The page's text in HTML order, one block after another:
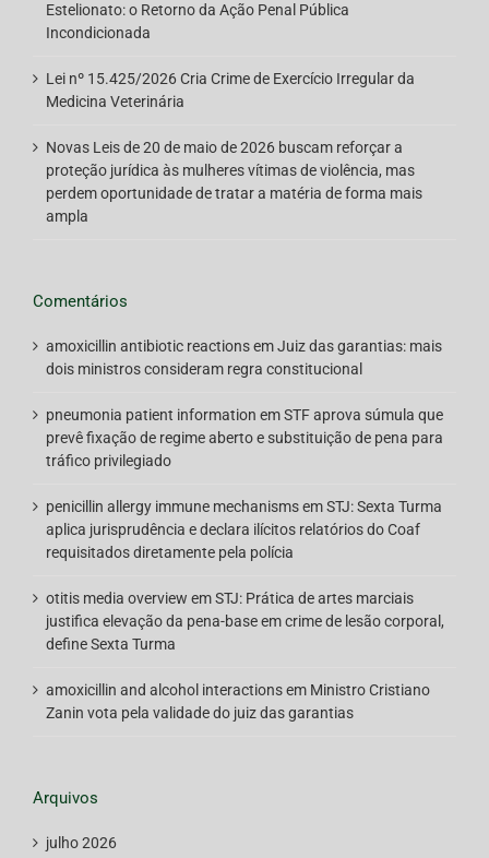
Estelionato: o Retorno da Ação Penal Pública
Incondicionada
Lei nº 15.425/2026 Cria Crime de Exercício Irregular da
Medicina Veterinária
Novas Leis de 20 de maio de 2026 buscam reforçar a
proteção jurídica às mulheres vítimas de violência, mas
perdem oportunidade de tratar a matéria de forma mais
ampla
Comentários
amoxicillin antibiotic reactionsemJuiz das garantias: mais
dois ministros consideram regra constitucional
pneumonia patient information emSTF aprova súmula que
prevê fixação de regime aberto e substituição de pena para
tráfico privilegiado
penicillin allergy immune mechanismsemSTJ: Sexta Turma
aplica jurisprudência e declara ilícitos relatórios do Coaf
requisitados diretamente pela polícia
otitis media overview emSTJ: Prática de artes marciais
justifica elevação da pena-base em crime de lesão corporal,
define Sexta Turma
amoxicillin and alcohol interactionsem Ministro Cristiano
Zanin vota pela validade do juiz das garantias
Arquivos
julho 2026